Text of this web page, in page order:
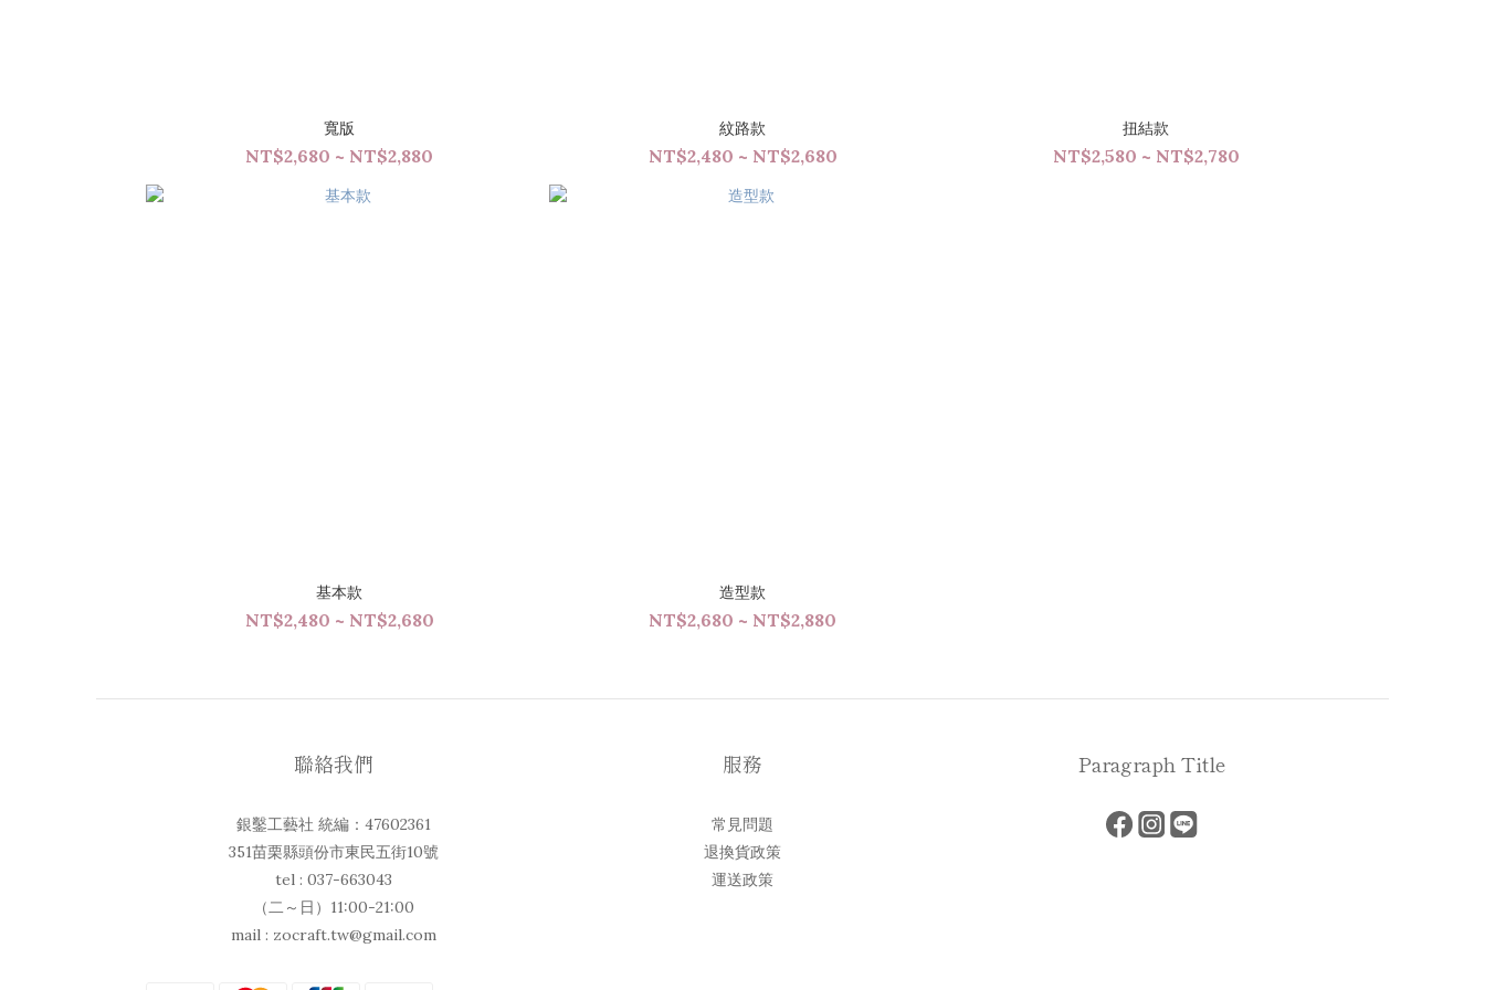
寬版
NT$2,680 ~ NT$2,880
紋路款
NT$2,480 ~ NT$2,680
扭結款
NT$2,580 ~ NT$2,780
基本款
NT$2,480 ~ NT$2,680
造型款
NT$2,680 ~ NT$2,880
聯絡我們
銀鑿工藝社 統編：47602361
351苗栗縣頭份市東民五街10號
tel : 037-663043
（二～日）11:00-21:00
mail : zocraft.tw@gmail.com
服務
常見問題
退換貨政策
運送政策
Paragraph Title